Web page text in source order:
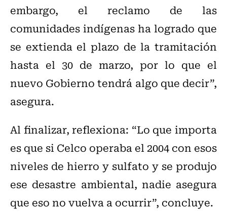
embargo, el reclamo de las
comunidades indígenas ha logrado que
se extienda el plazo de la tramitación
hasta el 30 de marzo, por lo que el
nuevo Gobierno tendrá algo que decir”,
asegura.
Al finalizar, reflexiona: “Lo que importa
es que si Celco operaba el 2004 con esos
niveles de hierro y sulfato y se produjo
ese desastre ambiental, nadie asegura
que eso no vuelva a ocurrir”, concluye.